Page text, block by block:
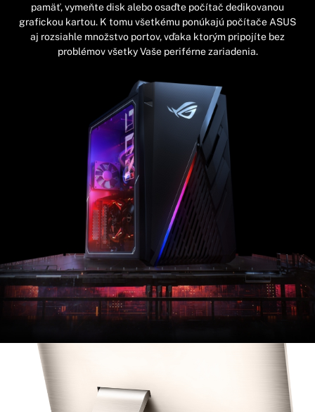
pamäť, vymeňte disk alebo osaďte počítač dedikovanou
grafickou kartou. K tomu všetkému ponúkajú počítače ASUS
aj rozsiahle množstvo portov, vďaka ktorým pripojíte bez
problémov všetky Vaše periférne zariadenia.